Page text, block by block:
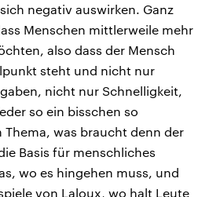
negativ auswirken. Ganz
Menschen mittlerweile mehr
also dass der Mensch
steht und nicht nur
nicht nur Schnelligkeit,
so ein bisschen so
was braucht denn der
Basis für menschliches
wo es hingehen muss, und
von Laloux, wo halt Leute